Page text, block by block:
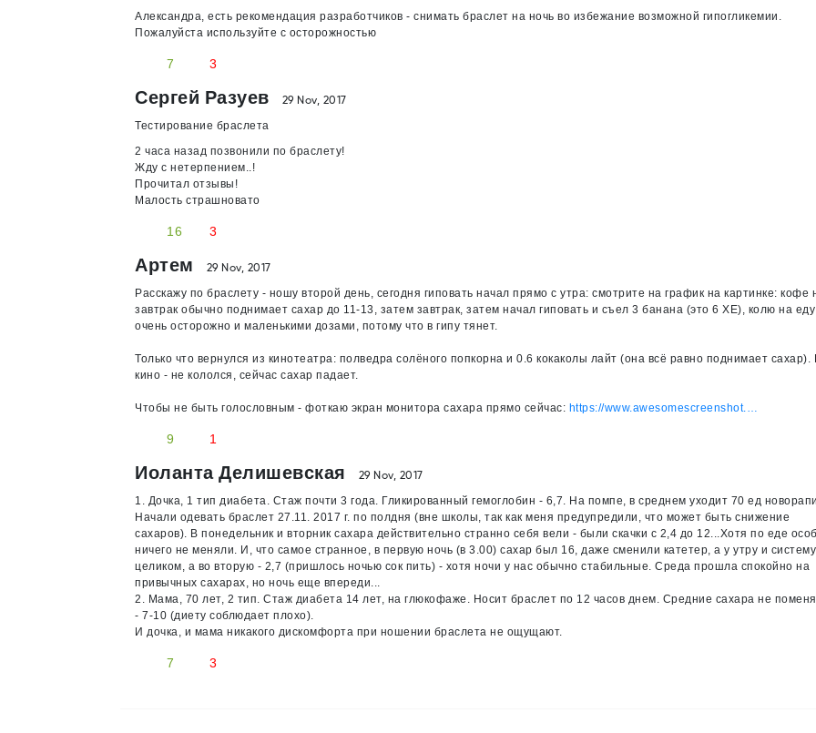
Александра, есть рекомендация разработчиков - снимать браслет на ночь во избежание возможной гипогликемии.
Пожалуйста используйте с осторожностью
7 3
Сергей Разуев 29 Nov, 2017
Тестирование браслета
2 часа назад позвонили по браслету!
Жду с нетерпением..!
Прочитал отзывы!
Малость страшновато
16 3
Артем 29 Nov, 2017
Расскажу по браслету - ношу второй день, сегодня гиповать начал прямо с утра: смотрите на график на картинке: кофе
завтрак обычно поднимает сахар до 11-13, затем завтрак, затем начал гиповать и съел 3 банана (это 6 ХЕ), колю на еду
очень осторожно и маленькими дозами, потому что в гипу тянет.
Только что вернулся из кинотеатра: полведра солёного попкорна и 0.6 кокаколы лайт (она всё равно поднимает сахар).
кино - не кололся, сейчас сахар падает.
Чтобы не быть голословным - фоткаю экран монитора сахара прямо сейчас: https://www.awesomescreenshot.…
9 1
Иоланта Делишевская 29 Nov, 2017
1. Дочка, 1 тип диабета. Стаж почти 3 года. Гликированный гемоглобин - 6,7. На помпе, в среднем уходит 70 ед
Начали одевать браслет 27.11. 2017 г. по полдня (вне школы, так как меня предупредили, что может быть снижение
сахаров). В понедельник и вторник сахара действительно странно себя вели - были скачки с 2,4 до 12...Хотя по еде
ничего не меняли. И, что самое странное, в первую ночь (в 3.00) сахар был 16, даже сменили катетер, а у утру и систему
целиком, а во вторую - 2,7 (пришлось ночью сок пить) - хотя ночи у нас обычно стабильные. Среда прошла спокойно на
привычных сахарах, но ночь еще впереди...
2. Мама, 70 лет, 2 тип. Стаж диабета 14 лет, на глюкофаже. Носит браслет по 12 часов днем. Средние сахара не
- 7-10 (диету соблюдает плохо).
И дочка, и мама никакого дискомфорта при ношении браслета не ощущают.
7 3